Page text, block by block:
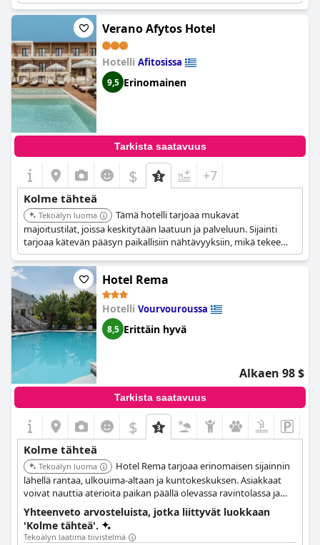
Verano Afytos Hotel
Hotelli Afitosissa
9,5 Erinomainen
Tarkista saatavuus
$ +7
Kolme tähteä
Tekoälyn luoma
Tämä hotelli tarjoaa mukavat
majoitustilat, joissa keskitytään laatuun ja palveluun. Sijainti
tarjoaa kätevän pääsyn paikallisiin nähtävyyksiin, mikä tekee
siitä sopivan valinnan matkailijoille.
Hotel Rema
Hotelli Vourvouroussa
8,5 Erittäin hyvä
Alkaen 98 $
Tarkista saatavuus
$
Kolme tähteä
Tekoälyn luoma
Hotel Rema tarjoaa erinomaisen sijainnin
lähellä rantaa, ulkouima-altaan ja kuntokeskuksen. Asiakkaat
voivat nauttia aterioita paikan päällä olevassa ravintolassa ja
rentoutua uima-altaan baarissa. Huoneet ovat ilmastoituja ja
niissä on omat parvekkeet.
Yhteenveto arvosteluista, jotka liittyvät luokkaan
'Kolme tähteä'.
Tekoälyn laatima tiivistelmä